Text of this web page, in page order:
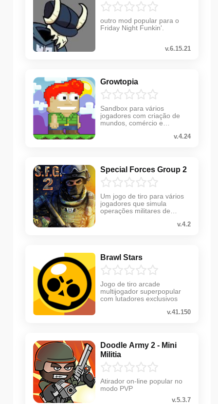
outro mod popular para o
Friday Night Funkin'.
v.6.15.21
Growtopia
Sandbox para vários
jogadores com criação de
mundos, comércio e
v.4.24
Special Forces Group 2
Um jogo de tiro para vários
jogadores que simula
operações militares de
v.4.2
Brawl Stars
Jogo de tiro arcade
multijogador superpopular
com lutadores exclusivos
v.41.150
Doodle Army 2 - Mini
Militia
Atirador on-line popular no
modo PVP
v.5.3.7